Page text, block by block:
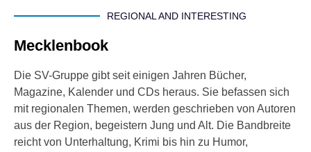
REGIONAL AND INTERESTING
Mecklenbook
Die SV-Gruppe gibt seit einigen Jahren Bücher,
Magazine, Kalender und CDs heraus. Sie befassen sich
mit regionalen Themen, werden geschrieben von Autoren
aus der Region, begeistern Jung und Alt. Die Bandbreite
reicht von Unterhaltung, Krimi bis hin zu Humor,